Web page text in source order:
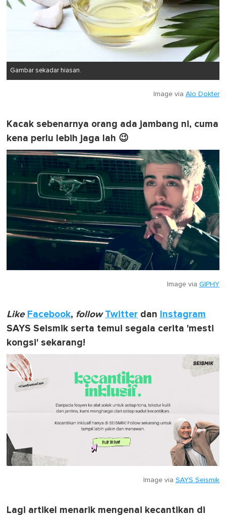
Gambar sekadar hiasan.
Image via Alo Dokter
Kacak sebenarnya orang ada jambang ni, cuma
kena perlu lebih jaga lah 😉
Image via GIPHY
Like Facebook, follow Twitter dan Instagram
SAYS Seismik serta temui segala cerita 'mesti
kongsi' sekarang!
Image via SAYS Seismik
Lagi artikel menarik mengenai kecantikan di